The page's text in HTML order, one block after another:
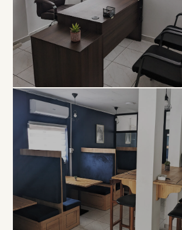
EXCLUSIVITÉ
Bureau
Privé
À PARTIR DE 80 000 FCFA / MOIS